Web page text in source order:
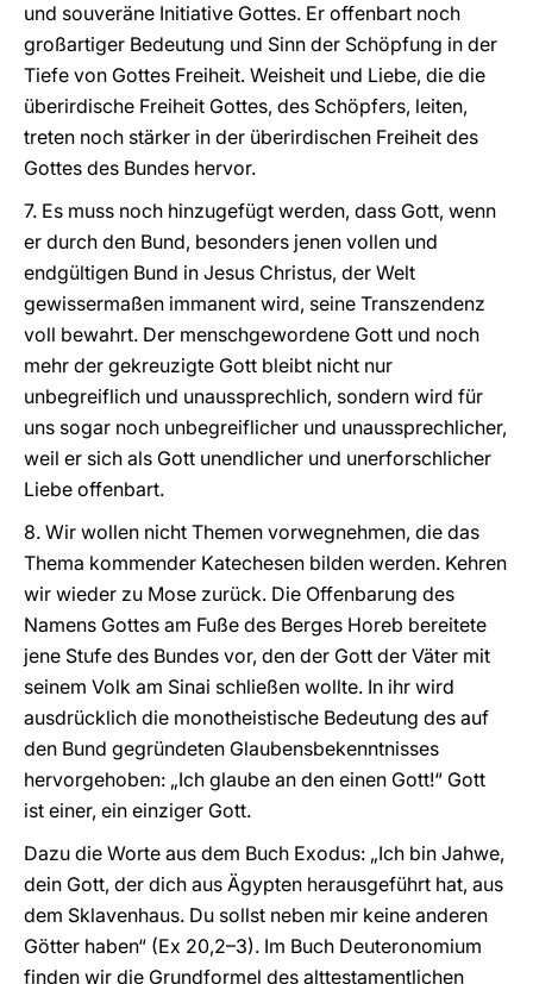
und souveräne Initiative Gottes. Er offenbart noch
großartiger Bedeutung und Sinn der Schöpfung in der
Tiefe von Gottes Freiheit. Weisheit und Liebe, die die
überirdische Freiheit Gottes, des Schöpfers, leiten,
treten noch stärker in der überirdischen Freiheit des
Gottes des Bundes hervor.
7. Es muss noch hinzugefügt werden, dass Gott, wenn
er durch den Bund, besonders jenen vollen und
endgültigen Bund in Jesus Christus, der Welt
gewissermaßen immanent wird, seine Transzendenz
voll bewahrt. Der menschgewordene Gott und noch
mehr der gekreuzigte Gott bleibt nicht nur
unbegreiflich und unaussprechlich, sondern wird für
uns sogar noch unbegreiflicher und unaussprechlicher,
weil er sich als Gott unendlicher und unerforschlicher
Liebe offenbart.
8. Wir wollen nicht Themen vorwegnehmen, die das
Thema kommender Katechesen bilden werden. Kehren
wir wieder zu Mose zurück. Die Offenbarung des
Namens Gottes am Fuße des Berges Horeb bereitete
jene Stufe des Bundes vor, den der Gott der Väter mit
seinem Volk am Sinai schließen wollte. In ihr wird
ausdrücklich die monotheistische Bedeutung des auf
den Bund gegründeten Glaubensbekenntnisses
hervorgehoben: „Ich glaube an den einen Gott!“ Gott
ist einer, ein einziger Gott.
Dazu die Worte aus dem Buch Exodus: „Ich bin Jahwe,
dein Gott, der dich aus Ägypten herausgeführt hat, aus
dem Sklavenhaus. Du sollst neben mir keine anderen
Götter haben“ (Ex 20,2–3). Im Buch Deuteronomium
finden wir die Grundformel des alttestamentlichen